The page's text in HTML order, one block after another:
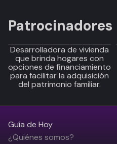
Patrocinadores
Desarrolladora de vivienda
que brinda hogares con
opciones de financiamiento
para facilitar la adquisición
del patrimonio familiar.
Guía de Hoy
¿Quiénes somos?